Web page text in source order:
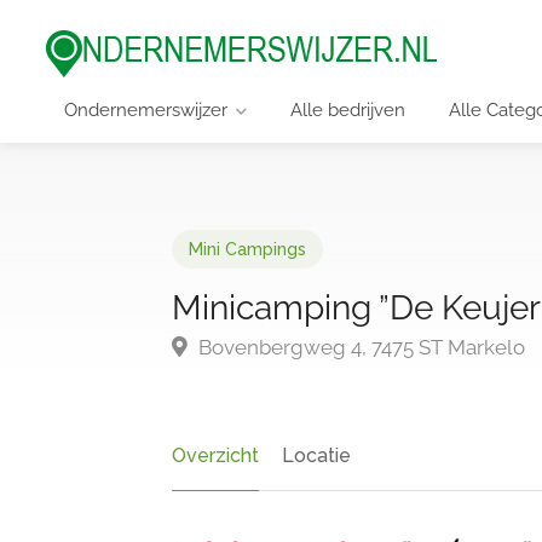
Ondernemerswijzer Alle bedrijven Alle
Mini Campings
Minicamping ”De
Bovenbergweg 4, 7475 ST Markelo
Overzicht Locatie